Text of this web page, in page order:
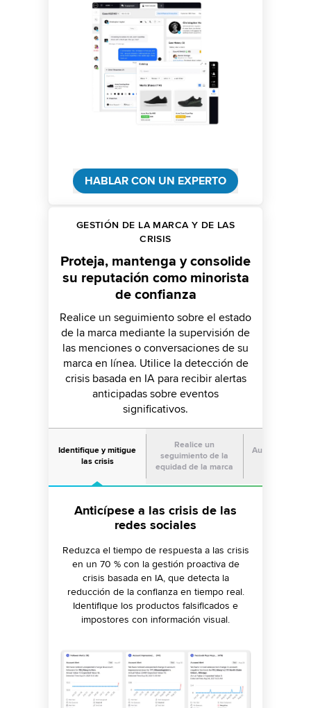
HABLAR CON UN EXPERTO
GESTIÓN DE LA MARCA Y DE LAS
CRISIS
Proteja, mantenga y consolide
su reputación como minorista
de confianza
Realice un seguimiento sobre el estado
de la marca mediante la supervisión de
las menciones o conversaciones de su
marca en línea. Utilice la detección de
crisis basada en IA para recibir alertas
anticipadas sobre eventos
significativos.
Identifique y mitigue
las crisis
Realice un
seguimiento de la
equidad de la marca
Aumente la
Anticípese a las crisis de las
redes sociales
Reduzca el tiempo de respuesta a las crisis
en un 70 % con la gestión proactiva de
crisis basada en IA, que detecta la
reducción de la confianza en tiempo real.
Identifique los productos falsificados e
impostores con información visual.
Comprenda lo que los
consumidores dicen sobre su
Implemente una escucha social "siempre
activa" para supervisar las menciones de
marca, productos y logotipos en todas las
fuentes en línea. Mitigue el riesgo de marca
mediante flujos de trabajo estandarizados,
Identifique contenidos que
conecten con su audiencia
Adapte la voz de la marca a las opiniones de
los consumidores. Compare el contenido de
la competencia y la estrategia social.
Compare las conversaciones de los
influencers sobre su marca con las de la
competencia e identifique a los influencers